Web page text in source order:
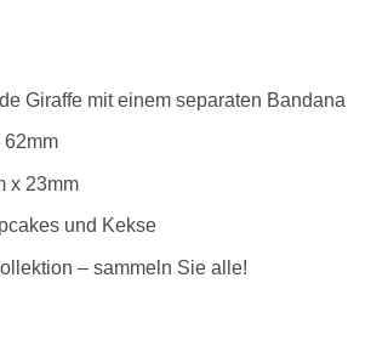
Giraffe mit einem separaten Bandana
62mm
x 23mm
und Kekse
– sammeln Sie alle!